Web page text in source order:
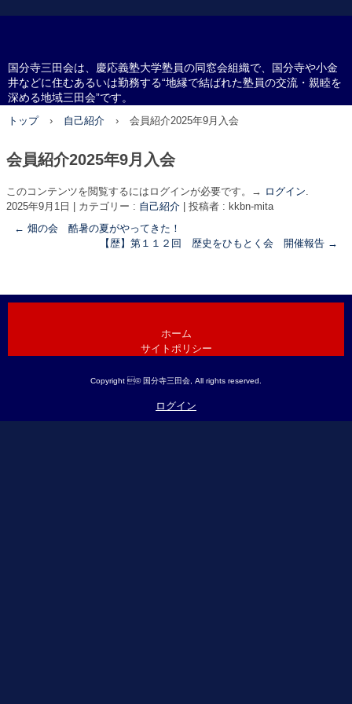
国分寺三田会
国分寺三田会は、慶応義塾大学塾員の同窓会組織で、国分寺や小金
井などに住むあるいは勤務する“地縁で結ばれた塾員の交流・親睦を
深める地域三田会”です。
トップ › 自己紹介 › 会員紹介2025年9月入会
会員紹介2025年9月入会
このコンテンツを閲覧するにはログインが必要です。→ ログイン.
2025年9月1日
カテゴリー : 自己紹介
投稿者 : kkbn-mita
← 畑の会 酷暑の夏がやってきた！
【歴】第１１２回 歴史をひもとく会 開催報告 →
ホーム
サイトポリシー
Copyright © 国分寺三田会, All rights reserved.
ログイン